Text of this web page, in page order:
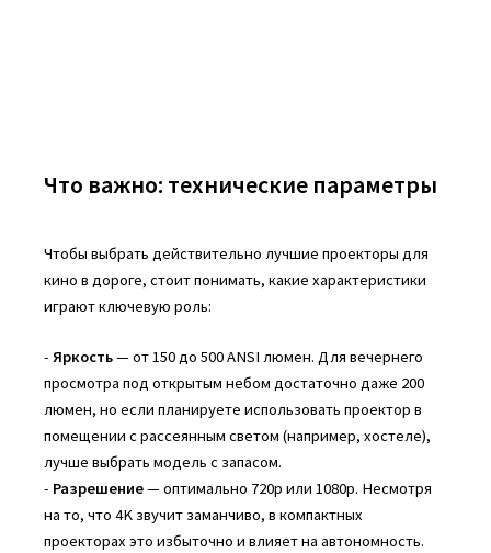
Что важно: технические параметры
Чтобы выбрать действительно лучшие проекторы для
кино в дороге, стоит понимать, какие характеристики
играют ключевую роль:
- Яркость— от 150 до 500 ANSI люмен. Для вечернего
просмотра под открытым небом достаточно даже 200
люмен, но если планируете использовать проектор в
помещении с рассеянным светом (например, хостеле),
лучше выбрать модель с запасом.
- Разрешение— оптимально 720p или 1080p. Несмотря
на то, что 4K звучит заманчиво, в компактных
проекторах это избыточно и влияет на автономность.